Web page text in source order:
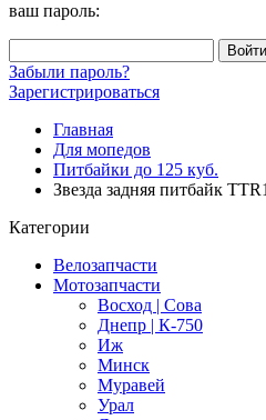
ваш пароль:
Забыли пароль?
Зарегистрироваться
Главная
Для мопедов
Питбайки до 125 куб.
Звезда задняя питбайк
Категории
Велозапчасти
Мотозапчасти
Восход | Сова
Днепр | К-750
Иж
Минск
Муравей
Урал